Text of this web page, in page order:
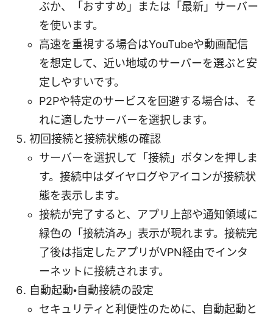
ぶか、「おすすめ」または「最新」サーバー
を使います。
高速を重視する場合はYouTubeや動画配信
を想定して、近い地域のサーバーを選ぶと安
定しやすいです。
P2Pや特定のサービスを回避する場合は、そ
れに適したサーバーを選択します。
初回接続と接続状態の確認
サーバーを選択して「接続」ボタンを押しま
す。接続中はダイヤログやアイコンが接続状
態を表示します。
接続が完了すると、アプリ上部や通知領域に
緑色の「接続済み」表示が現れます。接続完
了後は指定したアプリがVPN経由でインタ
ーネットに接続されます。
自動起動・自動接続の設定
セキュリティと利便性のために、自動起動と